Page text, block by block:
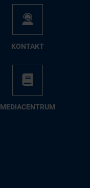
KON­TAKT
ME­DIA­CEN­TRUM